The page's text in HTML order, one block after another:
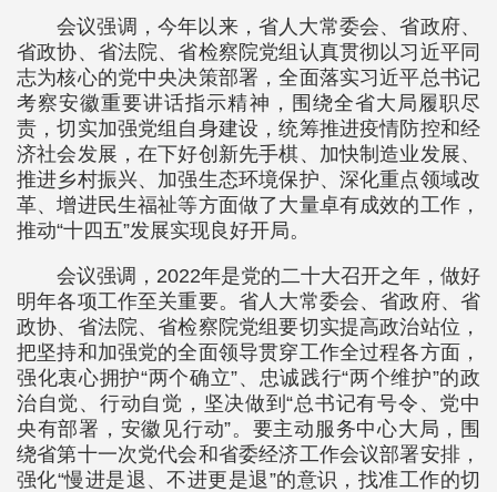
会议强调，今年以来，省人大常委会、省政府、
省政协、省法院、省检察院党组认真贯彻以习近平同
志为核心的党中央决策部署，全面落实习近平总书记
考察安徽重要讲话指示精神，围绕全省大局履职尽
责，切实加强党组自身建设，统筹推进疫情防控和经
济社会发展，在下好创新先手棋、加快制造业发展、
推进乡村振兴、加强生态环境保护、深化重点领域改
革、增进民生福祉等方面做了大量卓有成效的工作，
推动“十四五”发展实现良好开局。
会议强调，2022年是党的二十大召开之年，做好
明年各项工作至关重要。省人大常委会、省政府、省
政协、省法院、省检察院党组要切实提高政治站位，
把坚持和加强党的全面领导贯穿工作全过程各方面，
强化衷心拥护“两个确立”、忠诚践行“两个维护”的政
治自觉、行动自觉，坚决做到“总书记有号令、党中
央有部署，安徽见行动”。要主动服务中心大局，围
绕省第十一次党代会和省委经济工作会议部署安排，
强化“慢进是退、不进更是退”的意识，找准工作的切